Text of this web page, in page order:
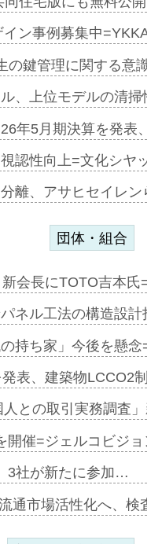
イン事例募集中
の鍵管理に関する意
ル、上位モデルの清
年5月期決算を発表
認性向上=文化シヤ
離、アサヒセイレ
団体・組合
会長にTOTO吉本氏
ネル工法の構造設
持ち家」今後を懸
表、建築物LCCO2
との取引実務調査
開催=ジェルコビジ
3社が新たに参加…
通市場活性化へ、検